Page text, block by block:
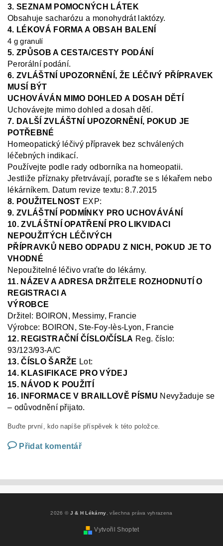
3. SEZNAM POMOCNÝCH LÁTEK
Obsahuje sacharózu a monohydrát laktózy.
4. LÉKOVÁ FORMA A OBSAH BALENÍ
4 g granulí
5. ZPŮSOB A CESTA/CESTY PODÁNÍ
Perorální podání.
6. ZVLÁŠTNÍ UPOZORNĚNÍ, ŽE LÉČIVÝ PŘÍPRAVEK
MUSÍ BÝT
UCHOVÁVÁN MIMO DOHLED A DOSAH DĚTÍ
Uchovávejte mimo dohled a dosah dětí.
7. DALŠÍ ZVLÁŠTNÍ UPOZORNĚNÍ, POKUD JE
POTŘEBNÉ
Homeopatický léčivý přípravek bez schválených
léčebných indikací.
Používejte podle rady odborníka na homeopatii.
Jestliže příznaky přetrvávají, poraďte se s lékařem nebo
lékárníkem. Datum revize textu: 8.7.2015
8. POUŽITELNOST EXP:
9. ZVLÁŠTNÍ PODMÍNKY PRO UCHOVÁVÁNÍ
10. ZVLÁŠTNÍ OPATŘENÍ PRO LIKVIDACI
NEPOUŽITÝCH LÉČIVÝCH
PŘÍPRAVKŮ NEBO ODPADU Z NICH, POKUD JE TO
VHODNÉ
Nepoužitelné léčivo vraťte do lékárny.
11. NÁZEV A ADRESA DRŽITELE ROZHODNUTÍ O
REGISTRACI A
VÝROBCE
Držitel: BOIRON, Messimy, Francie
Výrobce: BOIRON, Ste-Foy- lès-Lyon, Francie
12. REGISTRAČNÍ ČÍSLO/ČÍSLA Reg. číslo:
93/123/93-A/C
13. ČÍSLO ŠARŽE Lot:
14. KLASIFIKACE PRO VÝDEJ
15. NÁVOD K POUŽITÍ
16. INFORMACE V BRAILLOVĚ PÍSMU N evyžaduje se
– odůvodnění přijato.
Buďte první, kdo napíše příspěvek k této položce.
Přidat komentář
2026 © J & H Lékárny , všechna práva vyhrazena
Vytvořil Shoptet